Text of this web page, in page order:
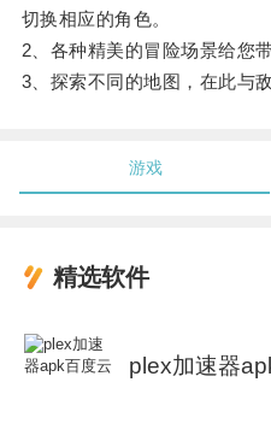
切换相应的角色。
2、各种精美的冒险场景给您
3、探索不同的地图，在此与
游戏
精选软件
plex加速器